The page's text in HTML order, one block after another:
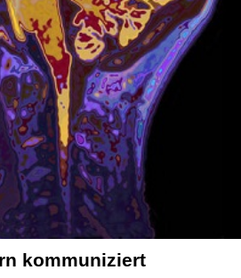
kommuniziert